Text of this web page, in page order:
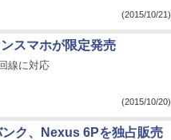
(2015/10/21)
スマホが限定発売
線に対応
(2015/10/20)
ク、Nexus 6Pを独占販売